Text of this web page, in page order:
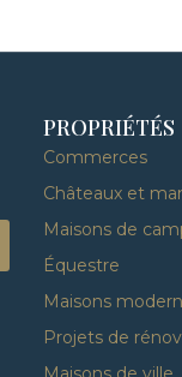
PROPRIÉTÉS
Commerces
Châteaux et
Maisons de
Équestre
Maisons
Projets de